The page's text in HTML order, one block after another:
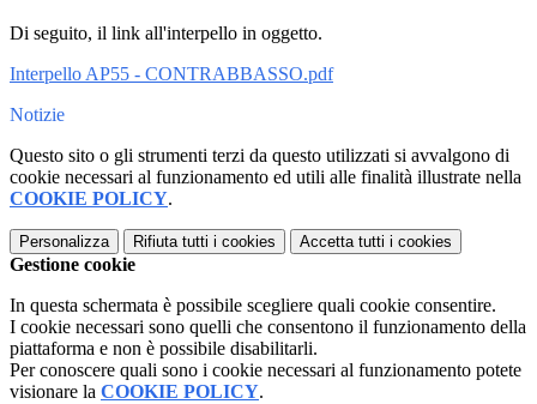
Di seguito, il link all'interpello in oggetto.
Interpello AP55 - CONTRABBASSO.pdf
Notizie
Questo sito o gli strumenti terzi da questo utilizzati si avvalgono di
cookie necessari al funzionamento ed utili alle finalità illustrate nella
COOKIE POLICY.
Personalizza Rifiuta tutti i cookies Accetta tutti i cookies
Gestione cookie
In questa schermata è possibile scegliere quali cookie consentire.
I cookie necessari sono quelli che consentono il funzionamento della
piattaforma e non è possibile disabilitarli.
Per conoscere quali sono i cookie necessari al funzionamento potete
visionare la COOKIE POLICY.